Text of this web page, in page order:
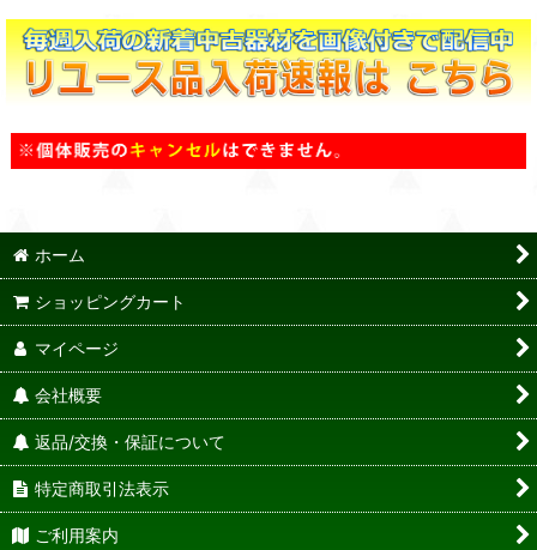
ホーム
ショッピングカート
マイページ
会社概要
返品/交換・保証について
特定商取引法表示
ご利用案内